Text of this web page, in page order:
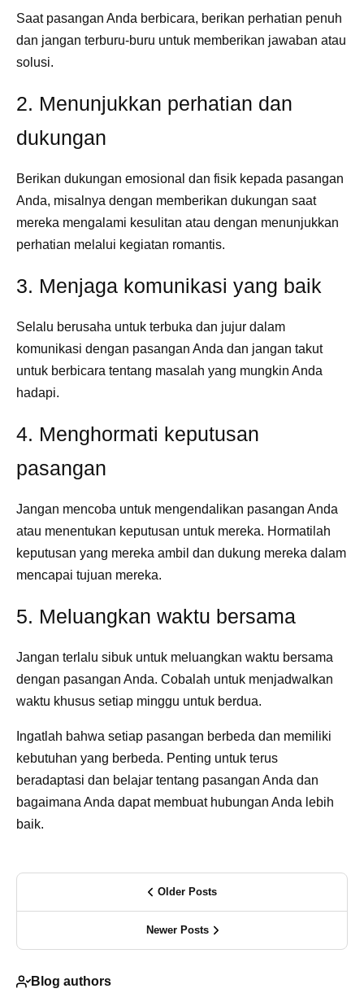
Saat pasangan Anda berbicara, berikan perhatian penuh
dan jangan terburu-buru untuk memberikan jawaban atau
solusi.
2. Menunjukkan perhatian dan
dukungan
Berikan dukungan emosional dan fisik kepada pasangan
Anda, misalnya dengan memberikan dukungan saat
mereka mengalami kesulitan atau dengan menunjukkan
perhatian melalui kegiatan romantis.
3. Menjaga komunikasi yang baik
Selalu berusaha untuk terbuka dan jujur dalam
komunikasi dengan pasangan Anda dan jangan takut
untuk berbicara tentang masalah yang mungkin Anda
hadapi.
4. Menghormati keputusan
pasangan
Jangan mencoba untuk mengendalikan pasangan Anda
atau menentukan keputusan untuk mereka. Hormatilah
keputusan yang mereka ambil dan dukung mereka dalam
mencapai tujuan mereka.
5. Meluangkan waktu bersama
Jangan terlalu sibuk untuk meluangkan waktu bersama
dengan pasangan Anda. Cobalah untuk menjadwalkan
waktu khusus setiap minggu untuk berdua.
Ingatlah bahwa setiap pasangan berbeda dan memiliki
kebutuhan yang berbeda. Penting untuk terus
beradaptasi dan belajar tentang pasangan Anda dan
bagaimana Anda dapat membuat hubungan Anda lebih
baik.
Older Posts
Newer Posts
Blog authors